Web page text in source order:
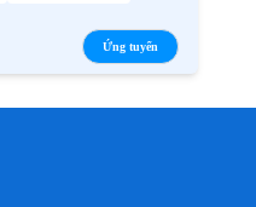
Ứng tuyển